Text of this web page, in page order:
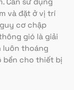
và đặt ở vị trí
cơ chập
gió là giải
luôn thoáng
bền cho thiết bị